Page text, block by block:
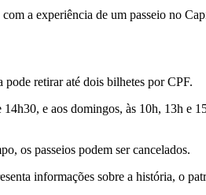
a experiência de um passeio no
retirar até dois bilhetes por CPF.
e aos domingos, às 10h, 13h
os passeios podem ser cancelados.
informações sobre a história, o